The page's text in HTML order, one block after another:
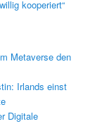
kooperiert“
Metaverse den
Irlands einst
Digitale